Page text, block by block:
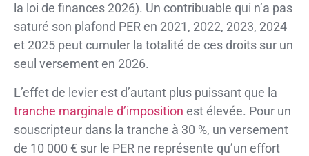
la loi de finances 2026). Un contribuable qui n’a pas
saturé son plafond PER en 2021, 2022, 2023, 2024
et 2025 peut cumuler la totalité de ces droits sur un
seul versement en 2026.
L’effet de levier est d’autant plus puissant que la
tranche marginale d’imposition est élevée. Pour un
souscripteur dans la tranche à 30 %, un versement
de 10 000 € sur le PER ne représente qu’un effort